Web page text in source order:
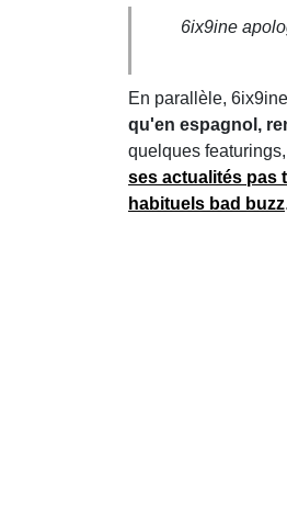
6ix9ine
En parallèle,
qu'en espagnol,
quelques
ses actualités pas
habituels bad buzz